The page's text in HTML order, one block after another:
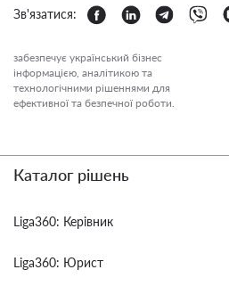
Зв'язатися:
забезпечує український бізнес
інформацією, аналітикою та
технологічними рішеннями для
ефективної та безпечної роботи.
Каталог рішень
Liga360: Керівник
Liga360: Юрист